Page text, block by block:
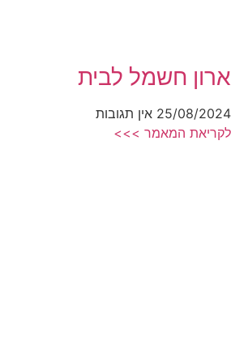
ארון חשמל לבית
25/08/2024 אין תגובות
לקריאת המאמר >>>